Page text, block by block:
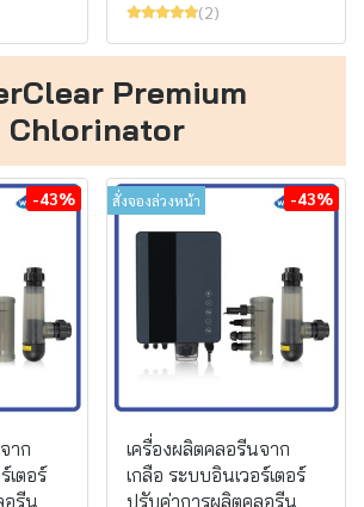
(2)
Premium
Chlorinator
-43%
าก
เตอร์
อรีน
สั่งจองล่วงหน้า -43%
เครื่องผลิตคลอรีนจาก
เกลือ ระบบอินเวอร์เตอร์
ปรับค่าการผลิตคลอรีน